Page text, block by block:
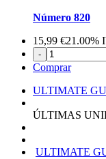
Número 820
15,99 €21.00%
-
Comprar
ULTIMATE
ÚLTIMAS
ULTIMATE